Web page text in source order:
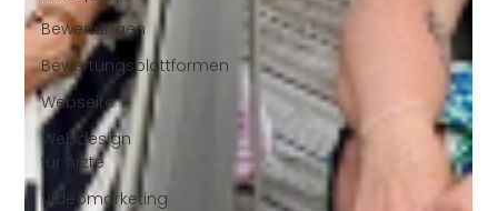
Bewertungen
Bewertungsplattformen
Webseite
Webdesign
für Ärzte
Videomarketing